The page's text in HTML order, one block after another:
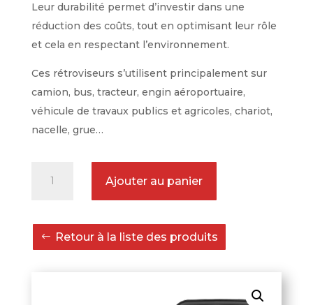
Leur durabilité permet d’investir dans une
réduction des coûts, tout en optimisant leur rôle
et cela en respectant l’environnement.
Ces rétroviseurs s’utilisent principalement sur
camion, bus, tracteur, engin aéroportuaire,
véhicule de travaux publics et agricoles, chariot,
nacelle, grue…
Incassable
SPAFAX
Ajouter au panier
Retour à la liste des produits